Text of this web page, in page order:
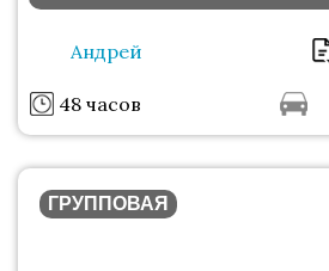
Андрей
48 часов
ГРУППОВАЯ